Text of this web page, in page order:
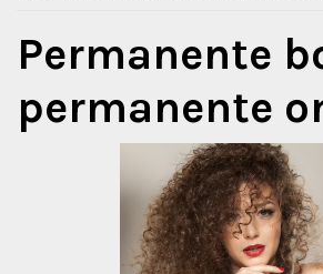
Permanente
permanente